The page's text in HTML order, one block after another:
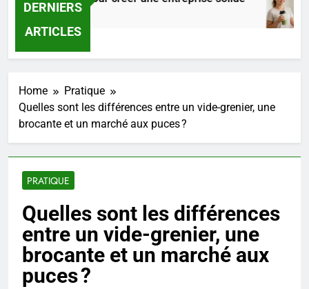
DERNIERS
ARTICLES
Ago
Home
Pratique
Quelles sont les différences entre un vide-grenier, une
brocante et un marché aux puces ?
PRATIQUE
Quelles sont les différences
entre un vide-grenier, une
brocante et un marché aux
puces ?